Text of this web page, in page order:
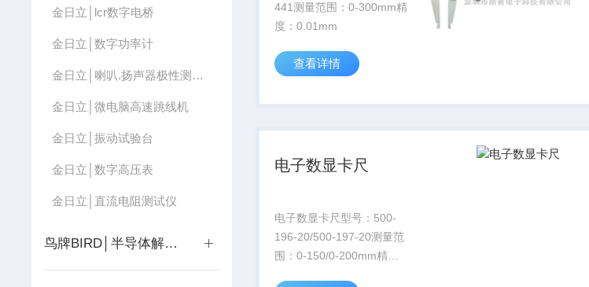
金日立│lcr数字电桥
金日立│数字功率计
金日立│喇叭.扬声器极性测试仪
金日立│微电脑高速跳线机
金日立│振动试验台
金日立│数字高压表
金日立│直流电阻测试仪
鸟牌BIRD│半导体解决方案
441测量范围：0-300mm精
度：0.01mm
查看详情
电子数显卡尺
电子数显卡尺型号：500-
196-20/500-197-20测量范
围：0-150/0-200mm精